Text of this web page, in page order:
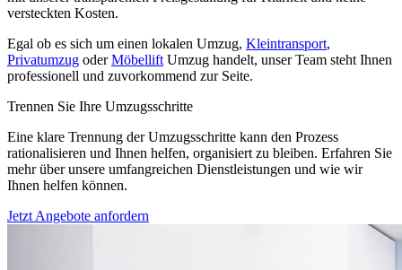
versteckten Kosten.
Egal ob es sich um einen lokalen Umzug, Kleintransport,
Privatumzug oderMöbellift Umzug handelt, unser Team steht Ihnen
professionell und zuvorkommend zur Seite.
Trennen Sie Ihre Umzugsschritte
Eine klare Trennung der Umzugsschritte kann den Prozess
rationalisieren und Ihnen helfen, organisiert zu bleiben. Erfahren Sie
mehr über unsere umfangreichen Dienstleistungen und wie wir
Ihnen helfen können.
Jetzt Angebote anfordern